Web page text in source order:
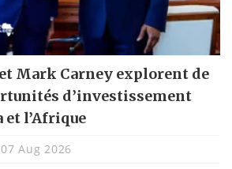
Mark Carney explorent de
d’investissement
et l’Afrique
07 Aug 2026